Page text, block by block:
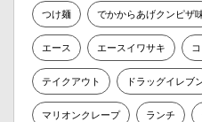
つけ麺 でかからあげクンピザ
エース エースイワサキ
テイクアウト ドラッグイレブ
マリオンクレープ ランチ